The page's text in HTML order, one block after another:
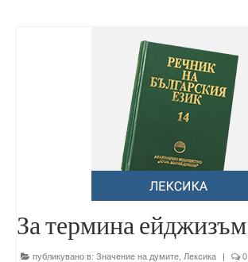
За термина ейджизъм
публикувано в: Значение на думите Лексика | 0